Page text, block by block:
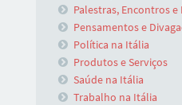
Palestras, Encontros e
Pensamentos e
Política na Itália
Produtos e Serviços
Saúde na Itália
Trabalho na Itália